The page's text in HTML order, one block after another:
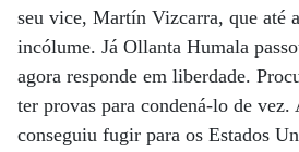
seu vice, Martín Vizcarra, que até
incólume. Já Ollanta Humala
agora responde em liberdade.
ter provas para condená-lo de
conseguiu fugir para os Estados